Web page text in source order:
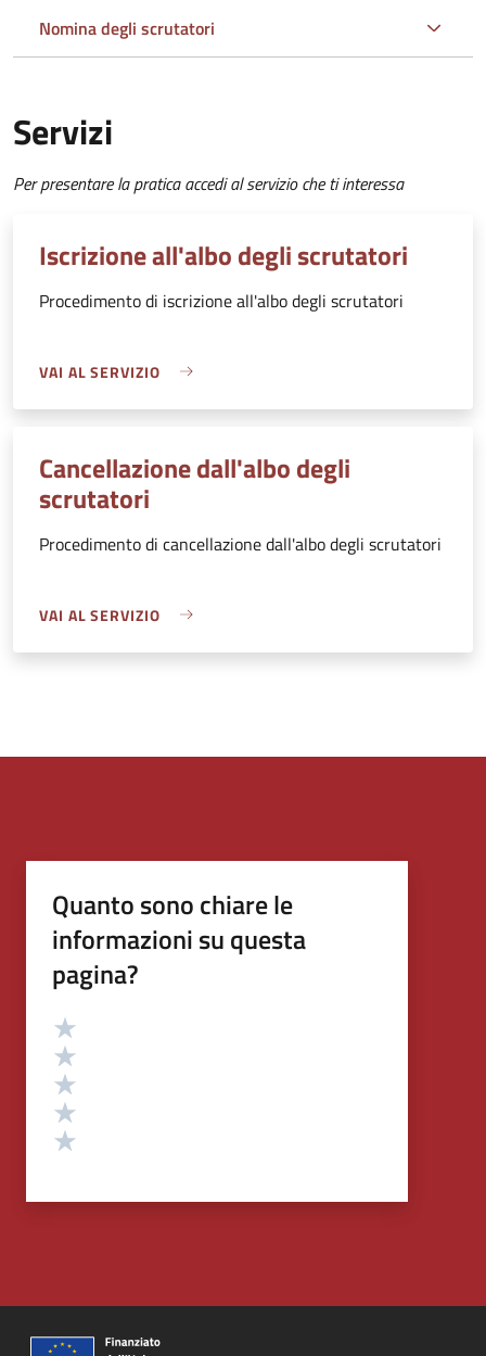
Nomina degli scrutatori
Servizi
Per presentare la pratica accedi al servizio che ti interessa
Iscrizione all'albo degli scrutatori
Procedimento di iscrizione all'albo degli scrutatori
VAI AL SERVIZIO
Cancellazione dall'albo degli
scrutatori
Procedimento di cancellazione dall'albo degli scrutatori
VAI AL SERVIZIO
Quanto sono chiare le
informazioni su questa
pagina?
Valutazione